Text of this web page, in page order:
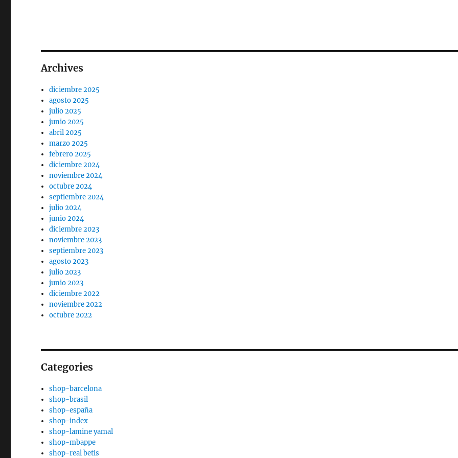
Archives
diciembre 2025
agosto 2025
julio 2025
junio 2025
abril 2025
marzo 2025
febrero 2025
diciembre 2024
noviembre 2024
octubre 2024
septiembre 2024
julio 2024
junio 2024
diciembre 2023
noviembre 2023
septiembre 2023
agosto 2023
julio 2023
junio 2023
diciembre 2022
noviembre 2022
octubre 2022
Categories
shop-barcelona
shop-brasil
shop-españa
shop-index
shop-lamine yamal
shop-mbappe
shop-real betis